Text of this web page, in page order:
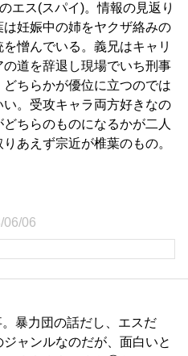
エス(スパイ)。情報の見返り
妊娠中の姉をヤクザ絡みの
憎んでいる。義兄はキャリ
道を辞退し現場でいち刑事
ちらかが優位に立つのでは
。受攻キャラ両方好きなの
ちらのものになるかが二人
あえず宗近が椎葉のもの。
06/06
暴力団の話だし、エスだ
ャンルなのだが、面白いと